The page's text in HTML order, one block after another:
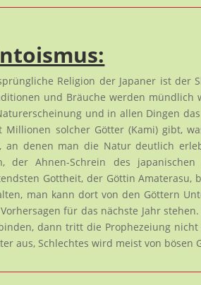
Religion der Japaner ist der
und Bräuche werden mündlich
und in allen Dingen
Millionen solcher Götter (Kami) gibt,
an denen man die Natur deutlich
der Ahnen-Schrein des
Gottheit, der Göttin Amaterasu,
man kann dort von den Göttern
für das nächste Jahr
dann tritt die Prophezeiung
aus, Schlechtes wird meist von